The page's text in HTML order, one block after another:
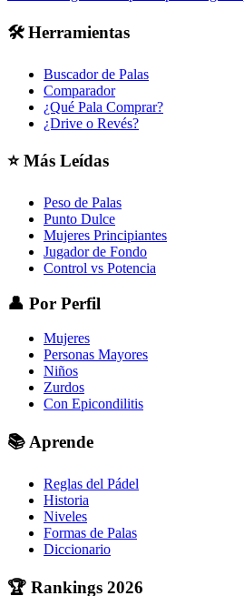
🛠️Herramientas
Buscador de Palas
Comparador
¿Qué Pala Comprar?
¿Drive o Revés?
⭐Más Leídas
Peso de Palas
Punto Dulce
Mujeres Principiantes
Jugador de Fondo
Control vs Potencia
👤 Por Perfil
Mujeres
Personas Mayores
Niños
Zurdos
Con Epicondilitis
📚 Aprende
Reglas del Pádel
Historia
Niveles
Formas de Palas
Diccionario
🏆 Rankings 2026